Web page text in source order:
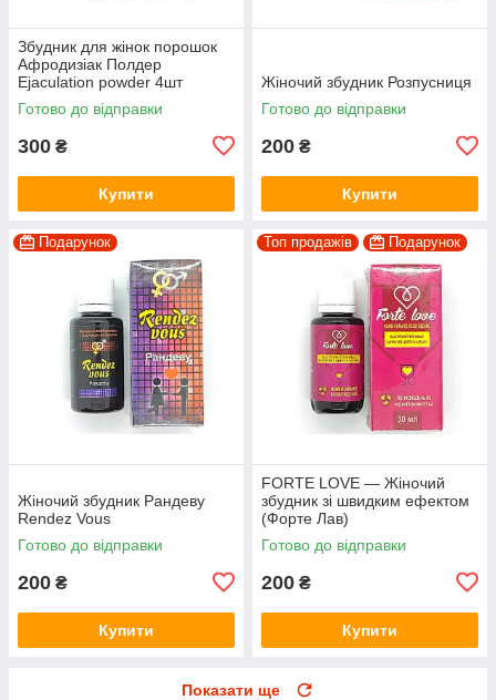
Збудник для жінок порошок
Афродизіак Полдер
Ejaculation powder 4шт
Готово до відправки
300 ₴
Купити
Жіночий збудник Розпусниця
Готово до відправки
200 ₴
Купити
Подарунок
Жіночий збудник Рандеву
Rendez Vous
Готово до відправки
200 ₴
Купити
Топ продажів Подарунок
FORTE LOVE — Жіночий
збудник зі швидким ефектом
(Форте Лав)
Готово до відправки
200 ₴
Купити
Показати ще